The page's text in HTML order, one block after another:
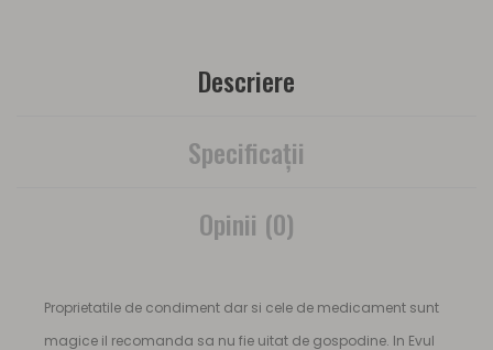
Descriere
Specificaţii
Opinii (0)
Proprietatile de condiment dar si cele de medicament sunt
magice il recomanda sa nu fie uitat de gospodine. In Evul